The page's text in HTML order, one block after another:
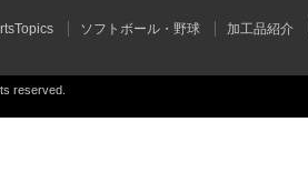
ソフトボール・野球 加工品紹介
reserved.